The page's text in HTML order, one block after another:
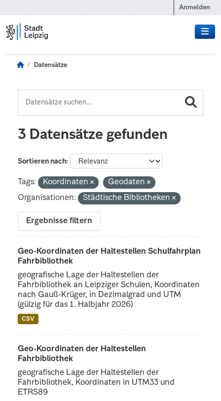
Anmelden
Datensätze
3 Datensätze gefunden
Sortieren nach
Tags: Koordinaten
Geodaten
Organisationen:
Städtische Bibliotheken
Ergebnisse filtern
Geo-Koordinaten der Haltestellen Schulfahrplan
Fahrbibliothek
geografische Lage der Haltestellen der
Fahrbibliothek an Leipziger Schulen, Koordinaten
nach Gauß-Krüger, in Dezimalgrad und UTM
(gülzig für das 1. Halbjahr 2026)
CSV
Geo-Koordinaten der Haltestellen
Fahrbibliothek
geografische Lage der Haltestellen der
Fahrbibliothek, Koordinaten in UTM33 und
ETRS89